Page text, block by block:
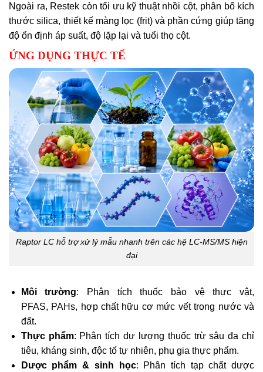
Ngoài ra, Restek còn tối ưu kỹ thuật nhồi cột, phân bố kích
thước silica, thiết kế màng lọc (frit) và phần cứng giúp tăng
độ ổn định áp suất, độ lặp lại và tuổi thọ cột.
ỨNG DỤNG THỰC TẾ
Raptor LC hỗ trợ xử lý mẫu nhanh trên các hệ LC-MS/MS hiện
đại
Môi trường: Phân tích thuốc bảo vệ thực vật,
PFAS, PAHs, hợp chất hữu cơ mức vết trong nước và
đất.
Thực phẩm: Phân tích dư lượng thuốc trừ sâu đa chỉ
tiêu, kháng sinh, độc tố tự nhiên, phụ gia thực phẩm.
Dược phẩm & sinh học: Phân tích tạp chất dược